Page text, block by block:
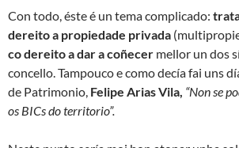
Con todo, éste é un tema complicado:
dereito a propiedade privada
co dereito a dar a coñecer mellor un dos
concello. Tampouco e como decía fai uns
de Patrimonio, Felipe Arias Vila, “Non se
os BICs do territorio”.